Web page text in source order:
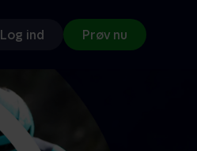
Log ind Prøv nu